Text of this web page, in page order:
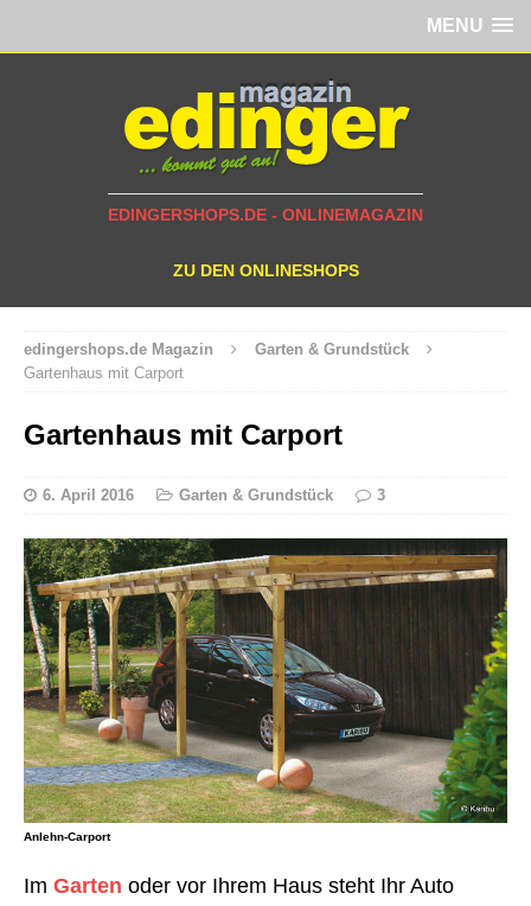
MENU
EDINGERSHOPS.DE - ONLINEMAGAZIN
ZU DEN ONLINESHOPS
edingershops.de Magazin
Garten & Grundstück
Gartenhaus mit Carport
Gartenhaus mit Carport
6. April 2016 Garten & Grundstück 3
Anlehn-Carport
Im Garten oder vor Ihrem Haus steht Ihr Auto